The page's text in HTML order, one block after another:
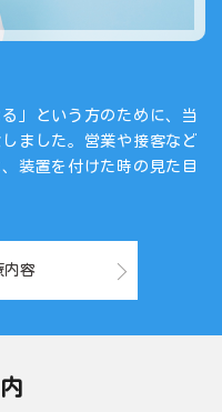
」という方のために、当
ました。営業や接客など
装置を付けた時の見た目
内容